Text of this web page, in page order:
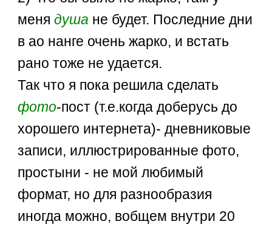
менядуша не будет. Последние дни
в ао нанге очень жарко, и встать
рано тоже не удается.
Так что я пока решила сделать
фото-пост (т.е.когда доберусь до
хорошего интернета)- дневниковые
записи, иллюстрированные фото,
простыни - не мой любимый
формат, но для разнообразия
иногда можно, вобщем внутри 20